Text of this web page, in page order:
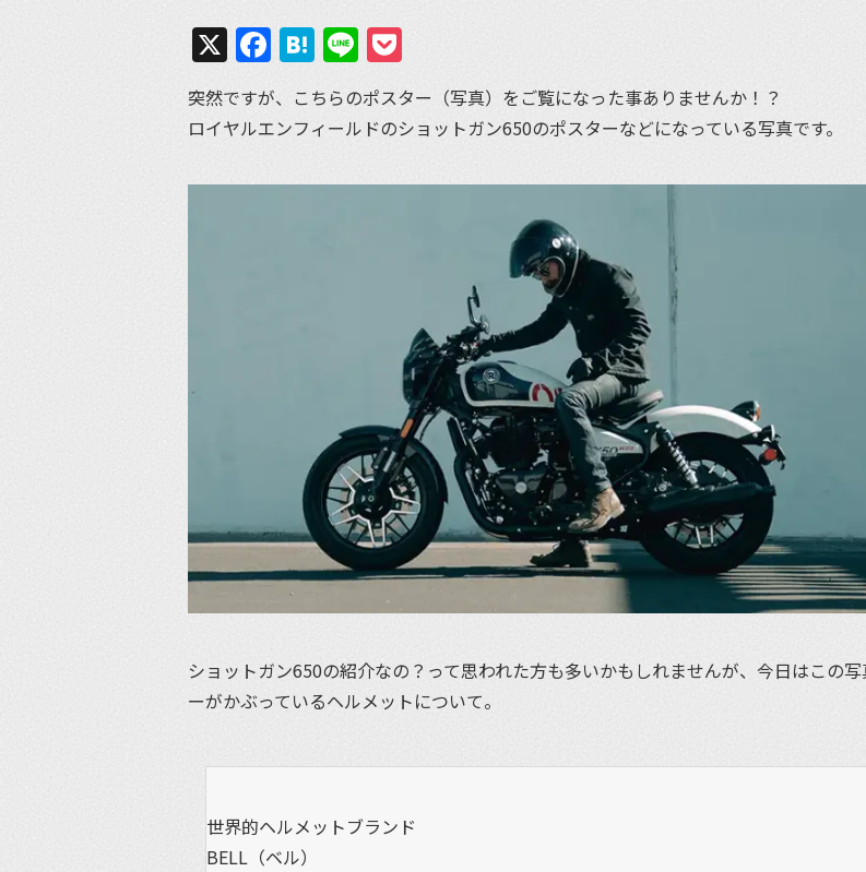
X Facebook
Hatena
Line
突然ですが、こちらのポスター（写真）をご覧になった事ありませんか！？
ロイヤルエンフィールドのショットガン650のポスターなどになっている写真です。
ショットガン650の紹介なの？って思われた方も多いかもしれませんが、今日はこの
ーがかぶっているヘルメットについて。
世界的ヘルメットブランド
BELL（ベル）